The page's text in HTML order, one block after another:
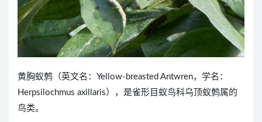
黄胸蚁鹩（英文名：Yellow-breasted Antwren，学名：
Herpsilochmus axillaris），是雀形目蚁鸟科乌顶蚁鹩属的
鸟类。